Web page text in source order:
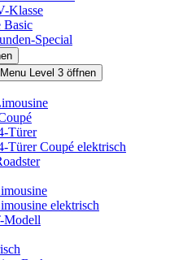
Klasse
Basic
Special
Menu Level 3 öffnen
Türer
Türer Coupé elektrisch
elektrisch
Modell